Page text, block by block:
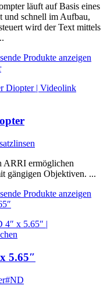
läuft auf Basis eines
und schnell im Aufbau,
wird der Text mittels
Produkte anzeigen
ARRI ermöglichen
gängigen Objektiven. ...
Produkte anzeigen
5.65″
#ND